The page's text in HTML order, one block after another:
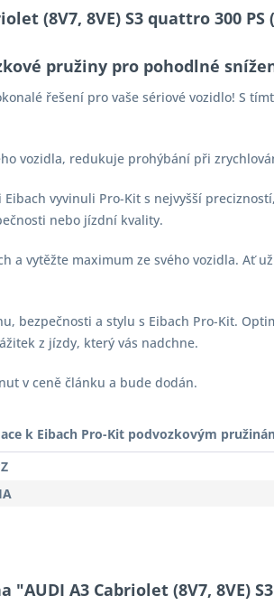
(8V7, 8VE) S3 quattro 300
pružiny pro pohodlné
řešení pro vaše sériové vozidlo! S
vozidla, redukuje prohýbání při
vyvinuli Pro-Kit s nejvyšší
nebo jízdní kvality.
a vytěžte maximum ze svého vozidla. Ať
bezpečnosti a stylu s Eibach Pro-Kit.
z jízdy, který vás nadchne.
v ceně článku a bude dodán.
k Eibach Pro-Kit podvozkovým
"AUDI A3 Cabriolet (8V7, 8VE)